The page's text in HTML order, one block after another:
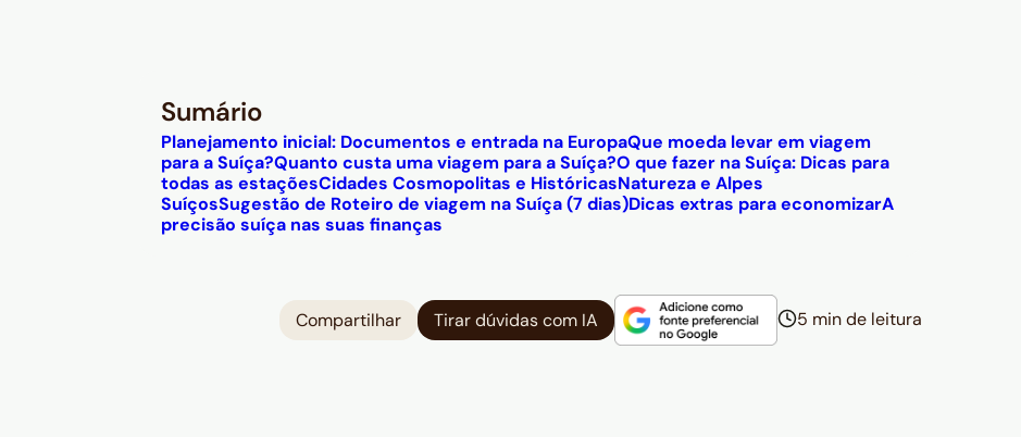
Sumário
Planejamento inicial: Documentos e entrada na EuropaQue moeda levar em viagem
para a Suíça?Quanto custa uma viagem para a Suíça?O que fazer na Suíça: Dicas para
todas as estaçõesCidades Cosmopolitas e HistóricasNatureza e Alpes
SuíçosSugestão de Roteiro de viagem na Suíça (7 dias)Dicas extras para economizarA
precisão suíça nas suas finanças
Compartilhar Tirar dúvidas com IA 5 min de leitura